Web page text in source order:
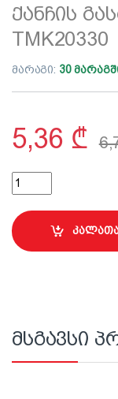
ქანჩის
TMK20330
მარაგი: 30
5,36 ₾
ქანჩის გასაღების
მსგავსი